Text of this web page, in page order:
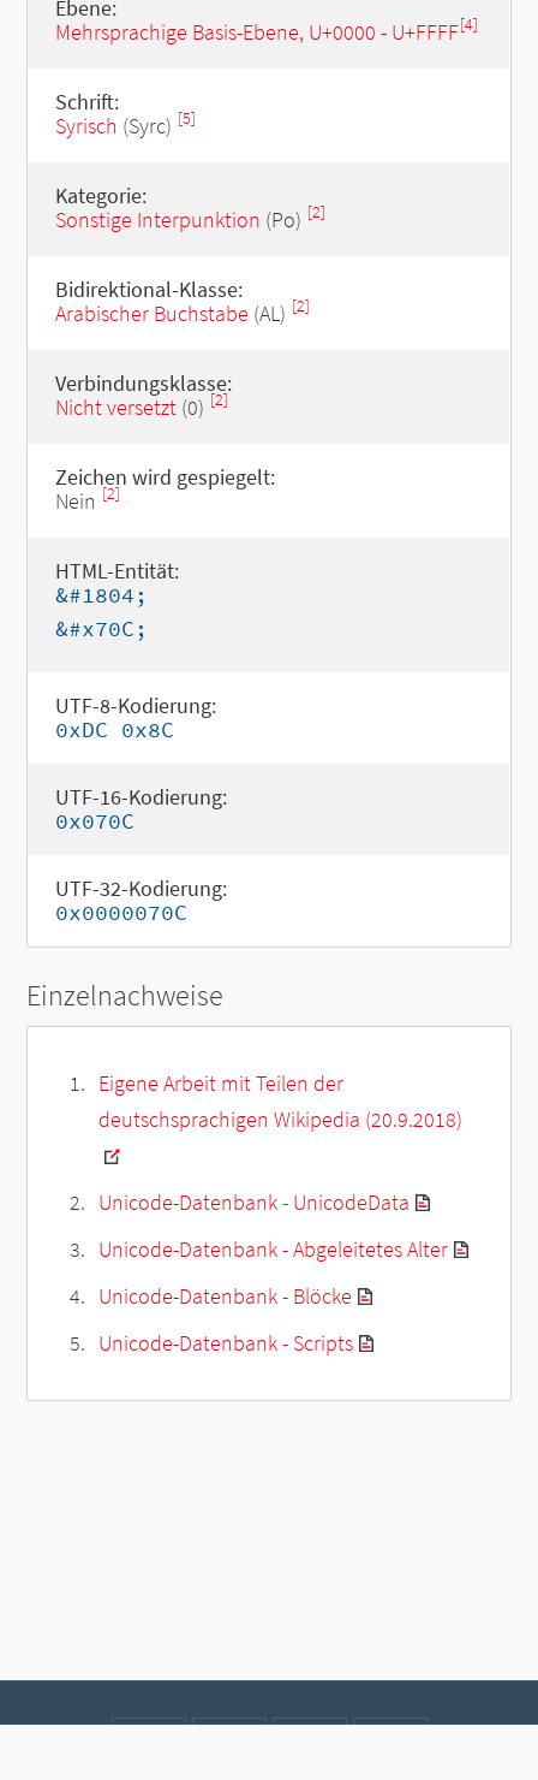
Ebene:
Mehrsprachige Basis-Ebene, U+0000 - U+FFFF[4]
Schrift:
Syrisch (Syrc) [5]
Kategorie:
Sonstige Interpunktion (Po) [2]
Bidirektional-Klasse:
Arabischer Buchstabe (AL) [2]
Verbindungsklasse:
Nicht versetzt(0) [2]
Zeichen wird gespiegelt:
Nein [2]
HTML-Entität:
&#1804;
&#x70C;
UTF-8-Kodierung:
0xDC 0x8C
UTF-16-Kodierung:
0x070C
UTF-32-Kodierung:
0x0000070C
Einzelnachweise
Eigene Arbeit mit Teilen der
deutschsprachigen Wikipedia (20.9.2018)
Unicode-Datenbank - UnicodeData
Unicode-Datenbank - Abgeleitetes Alter
Unicode-Datenbank - Blöcke
Unicode-Datenbank - Scripts